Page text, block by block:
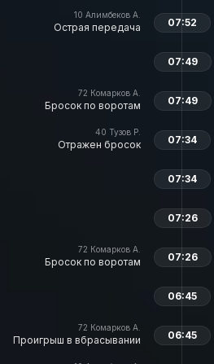
10 Алимбеков А.
Острая передача 07:52
07:49
72 Комарков А.
Бросок по воротам 07:49
40 Тузов Р.
Отражен бросок 07:34
07:34
07:26
72 Комарков А.
Бросок по воротам 07:26
06:45
72 Комарков А.
Проигрыш в вбрасывании 06:45